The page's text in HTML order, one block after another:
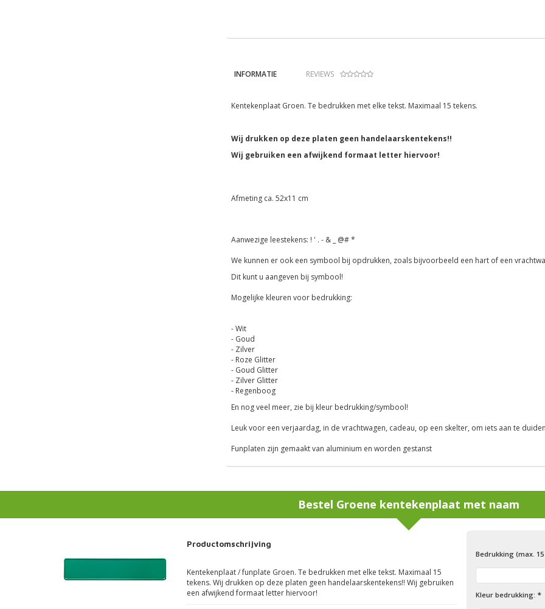
INFORMATIE REVIEWS
Kentekenplaat Groen. Te bedrukken met elke tekst. Maximaal 15 tekens.
Wij drukken op deze platen geen handelaarskentekens!!
Wij gebruiken een afwijkend formaat letter hiervoor!
Afmeting ca. 52x11 cm
Aanwezige leestekens: ! ' . - & _ @# *
We kunnen er ook een symbool bij opdrukken, zoals bijvoorbeeld een hart of een
Dit kunt u aangeven bij symbool!
Mogelijke kleuren voor bedrukking:
- Wit
- Goud
- Zilver
- Roze Glitter
- Goud Glitter
- Zilver Glitter
- Regenboog
En nog veel meer, zie bij kleur bedrukking/symbool!
Leuk voor een verjaardag, in de vrachtwagen, cadeau, op een skelter, om iets aan te
Funplaten zijn gemaakt van aluminium en worden gestanst
Bestel Groene kentekenplaat met naam
Productomschrijving
Kentekenplaat / funplate Groen. Te bedrukken met elke tekst. Maximaal 15
tekens. Wij drukken op deze platen geen handelaarskentekens!! Wij gebruiken
een afwijkend formaat letter hiervoor!
Bedrukking (max.
Kleur bedrukking: *